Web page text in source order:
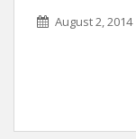
August 2, 2014